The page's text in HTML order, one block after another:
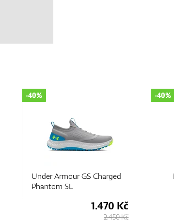
Nike Roshe 2 G Junior
-40%
1.120 Kč
1.860 Kč
-30%